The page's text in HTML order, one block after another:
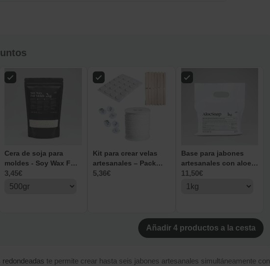
Cera de soja para
moldes - Soy Wax For
Molds
3,45€
Kit para crear velas
artesanales – Pack
completo de mechas y
5,36€
Base para jabones
artesanales con aloe
vera - AloeSoap
11,50€
Añadir4 productos a la cesta
redondeadas te permite crear hasta seis jabones artesanales simultáneamente con